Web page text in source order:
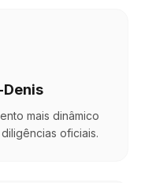
mais dinâmico
oficiais.